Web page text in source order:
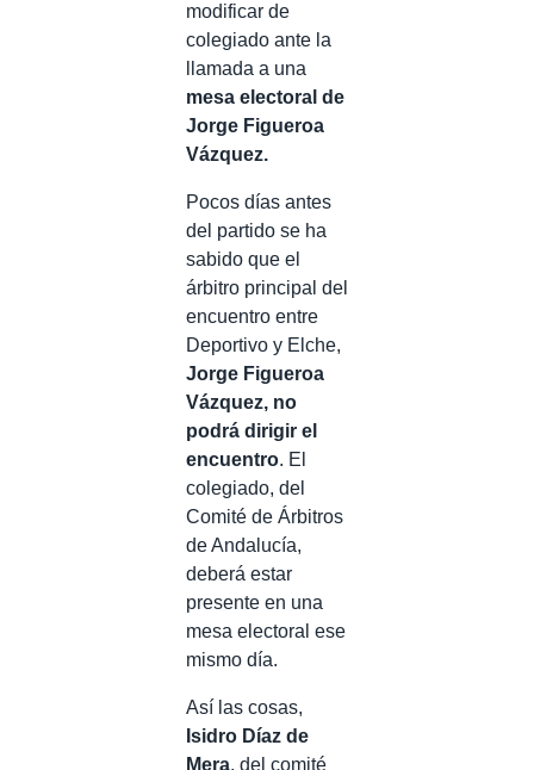
modificar de
colegiado ante la
llamada a una
mesa electoral de
Jorge Figueroa
Vázquez.
Pocos días antes
del partido se ha
sabido que el
árbitro principal del
encuentro entre
Deportivo y Elche,
Jorge Figueroa
Vázquez, no
podrá dirigir el
encuentro. El
colegiado, del
Comité de Árbitros
de Andalucía,
deberá estar
presente en una
mesa electoral ese
mismo día.
Así las cosas,
Isidro Díaz de
Mera, del comité